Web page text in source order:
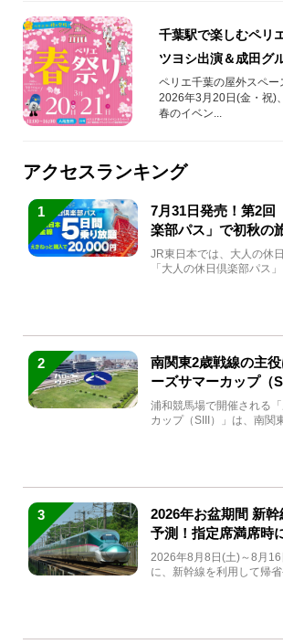
千葉駅で楽しむペリ
ツヨシ出演＆成田グ
ペリエ千葉の屋外スペー
2026年3月20日(金・祝)
春のイベン...
アクセスランキング
1
7月31日発売！第2回
楽部パス」で初秋の
JR東日本では、大人の休
「大人の休日倶楽部パス
2
南関東2歳戦線の主
ーズサマーカップ（
馬と見どころをチェ
浦和競馬場で開催される
カップ（SIII）」は、南関
3
2026年お盆期間 新
予測！指定席満席時
急券も解説
2026年8月8日(土)～8月16
に、新幹線を利用して帰